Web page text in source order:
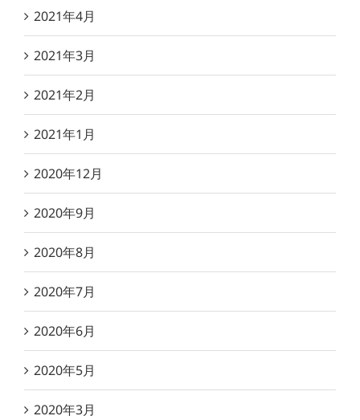
2021年4月
2021年3月
2021年2月
2021年1月
2020年12月
2020年9月
2020年8月
2020年7月
2020年6月
2020年5月
2020年3月